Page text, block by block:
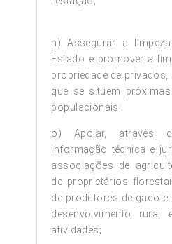
n) Assegurar a
Estado e promover a
propriedade de privados,
que se situem
populacionais;
o) Apoiar, através
informação técnica e
associações de
de proprietários
de produtores de gado
desenvolvimento
atividades;